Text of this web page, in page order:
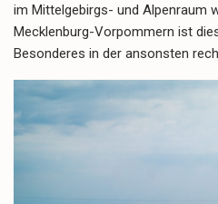
im Mittelgebirgs- und Alpenraum
Mecklenburg-Vorpommern ist
Besonderes in der ansonsten